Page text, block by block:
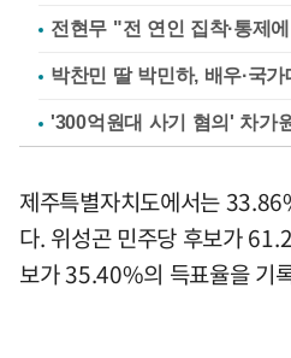
전현무 "전 연인 집착·통제
박찬민 딸 박민하, 배우·국
'300억원대 사기 혐의' 차가
제주특별자치도에서는
다. 위성곤 민주당 후보가
보가 35.40%의 득표율을 기